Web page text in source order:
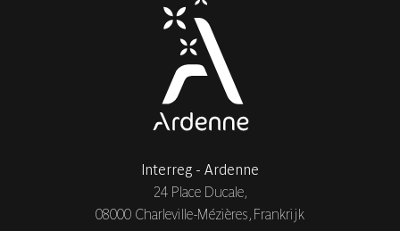
Interreg - Ardenne
24 Place Ducale,
08000 Charleville-Mézières, Frankrijk